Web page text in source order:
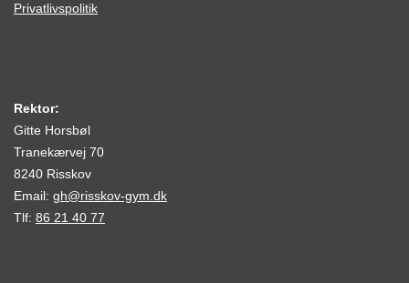
Privatlivspolitik
Rektor:
Gitte Horsbøl
Tranekærvej 70
8240 Risskov
Email: gh@risskov-gym.dk
Tlf: 86 21 40 77